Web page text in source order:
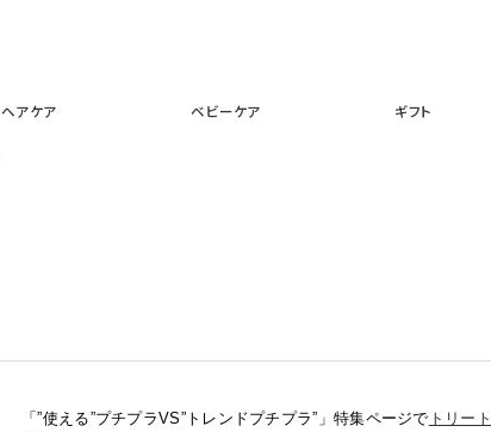
ヘアケア ベビーケア ギフト
「”使える”プチプラVS”トレンドプチプラ”」特集ページで トリー